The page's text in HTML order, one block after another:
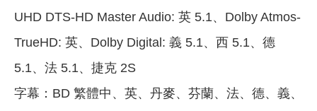
UHD DTS-HD Master Audio: 英 5.1、Dolby Atmos-
TrueHD: 英、Dolby Digital: 義 5.1、西 5.1、德
5.1、法 5.1、捷克 2S
字幕：BD 繁體中、英、丹麥、芬蘭、法、德、義、